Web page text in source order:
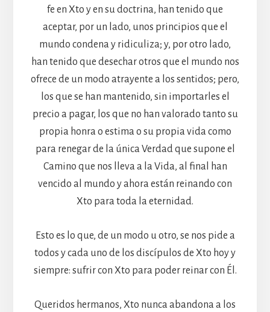
fe en Xto y en su doctrina, han tenido que
aceptar, por un lado, unos principios que el
mundo condena y ridiculiza; y, por otro lado,
han tenido que desechar otros que el mundo nos
ofrece de un modo atrayente a los sentidos; pero,
los que se han mantenido, sin importarles el
precio a pagar, los que no han valorado tanto su
propia honra o estima o su propia vida como
para renegar de la única Verdad que supone el
Camino que nos lleva a la Vida, al final han
vencido al mundo y ahora están reinando con
Xto para toda la eternidad.
Esto es lo que, de un modo u otro, se nos pide a
todos y cada uno de los discípulos de Xto hoy y
siempre: sufrir con Xto para poder reinar con Él.
Queridos hermanos, Xto nunca abandona a los